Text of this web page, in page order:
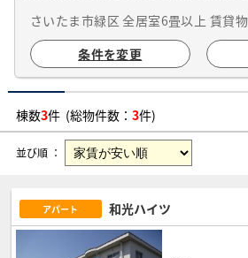
さいたま市緑区 全居室6畳以上 賃貸
条件を変更
棟数3件 (総物件数： 3件)
並び順 ：
アパート 和光ハイツ